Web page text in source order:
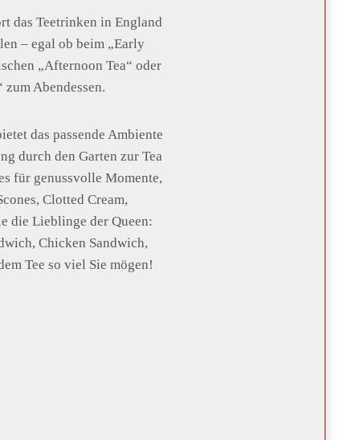
das Teetrinken in England
– egal ob beim „Early
„Afternoon Tea“ oder
zum Abendessen.
das passende Ambiente
durch den Garten zur Tea
für genussvolle Momente,
Clotted Cream,
die Lieblinge der Queen:
Chicken Sandwich,
Tee so viel Sie mögen!